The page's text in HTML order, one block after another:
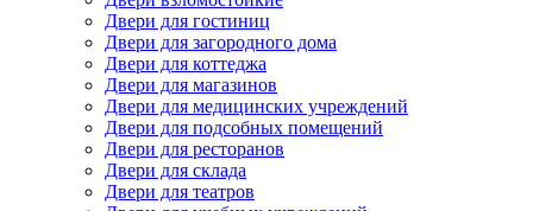
Двери для гостиниц
Двери для загородного дома
Двери для коттеджа
Двери для магазинов
Двери для медицинских учреждений
Двери для подсобных помещений
Двери для ресторанов
Двери для склада
Двери для театров